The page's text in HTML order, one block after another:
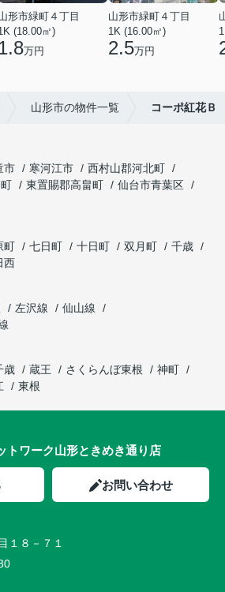
形市緑町４丁目
(18.00㎡)
万円
山形市緑町４丁目
1K (16.00㎡)
2.5万円
山形市の物件一覧 コーポ紅花Ｂ
市 寒河江市
西村山郡河北町
東置賜郡高畠町
仙台市青葉区
町 七日町 十日町 双月町
千歳
西
左沢線
仙山線
歳 蔵王 さくらんぼ東根
神町
東根
トワーク山形ときめき通り店
お問い合わせ
１８－７１